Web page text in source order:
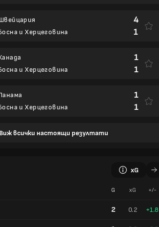
и Херцеговина
4
1
и Херцеговина
1
1
и Херцеговина
1
1
Виж всички настоящи резултати
xG
G xG +/-
2 0.2 +1.8